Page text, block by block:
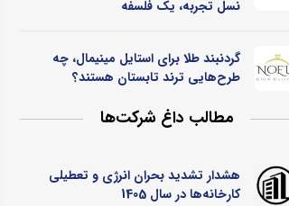
نسل تجربه، یک فلسفه
گردنبند طلا برای استایل مینیمال، چه
طرح‌هایی ترند تابستان هستند؟
مطالب داغ شرکت‌ها
هشدار تشدید بحران انرژی و تعطیلی
کارخانه‌ها در سال 1405